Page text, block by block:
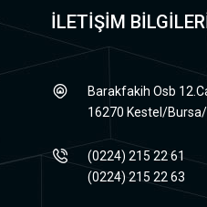
İLETİŞİM
Barakfakih Osb
16270 Kestel/Bursa/
(0224) 215 22 61
(0224) 215 22 63